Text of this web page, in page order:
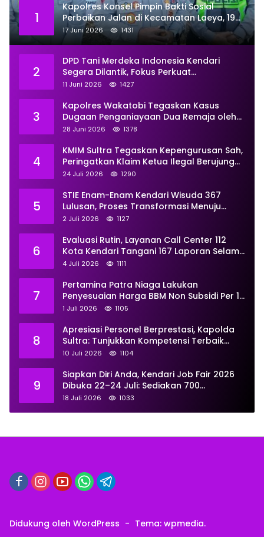
1
Kapolres Konsel Pimpin Bakti Sosial
Perbaikan Jalan di Kecamatan Laeya, 19
Titik Rusak Siap Ditambal
17 Juni 2026 1431
2
DPD Tani Merdeka Indonesia Kendari
Segera Dilantik, Fokus Perkuat
Pemberdayaan
11 Juni 2026 1427
3
Kapolres Wakatobi Tegaskan Kasus
Dugaan Penganiayaan Dua Remaja oleh
Dua Anggota Ditangani Secara
28 Juni 2026 1378
4
KMIM Sultra Tegaskan Kepengurusan Sah,
Peringatkan Klaim Ketua Ilegal Berujung
Proses Hukum
24 Juli 2026 1290
5
STIE Enam-Enam Kendari Wisuda 367
Lulusan, Proses Transformasi Menuju
Universitas Resmi Diterima
2 Juli 2026 1127
6
Evaluasi Rutin, Layanan Call Center 112
Kota Kendari Tangani 167 Laporan Selama
Juni
4 Juli 2026 1111
7
Pertamina Patra Niaga Lakukan
Penyesuaian Harga BBM Non Subsidi Per 1
Juli 2026, Berikut Rinciannya
1 Juli 2026 1105
8
Apresiasi Personel Berprestasi, Kapolda
Sultra: Tunjukkan Kompetensi Terbaik
untuk Masyarakat
10 Juli 2026 1104
9
Siapkan Diri Anda, Kendari Job Fair 2026
Dibuka 22–24 Juli: Sediakan 700
Lowongan dari 30 Perusahaan
18 Juli 2026 1033
Didukung oleh WordPress - Tema: wpmedia.